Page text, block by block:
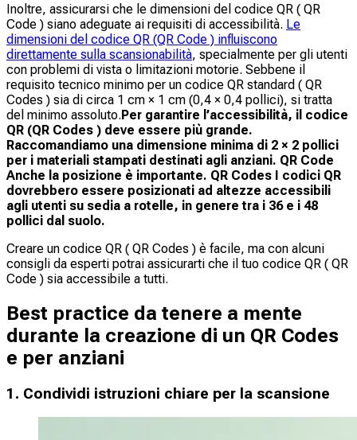
Inoltre, assicurarsi che le dimensioni del codice QR ( QR
Code ) siano adeguate ai requisiti di accessibilità. Le
dimensioni del codice QR (QR Code ) influiscono
direttamente sulla scansionabilità, specialmente per gli utenti
con problemi di vista o limitazioni motorie. Sebbene il
requisito tecnico minimo per un codice QR standard ( QR
Codes ) sia di circa 1 cm × 1 cm (0,4 × 0,4 pollici), si tratta
del minimo assoluto.Per garantire l’accessibilità, il codice
QR (QR Codes ) deve essere più grande.​
Raccomandiamo una dimensione minima di 2 × 2 pollici
per i materiali stampati destinati agli anziani. QR Code
Anche la posizione è importante. QR Codes I codici QR
dovrebbero essere posizionati ad altezze accessibili
agli utenti su sedia a rotelle, in genere tra i 36 e i 48
pollici dal suolo.
Creare un codice QR ( QR Codes ) è facile, ma con alcuni
consigli da esperti potrai assicurarti che il tuo codice QR ( QR
Code ) sia accessibile a tutti.
Best practice da tenere a mente
durante la creazione di un QR Codes
e per anziani
1. Condividi istruzioni chiare per la scansione